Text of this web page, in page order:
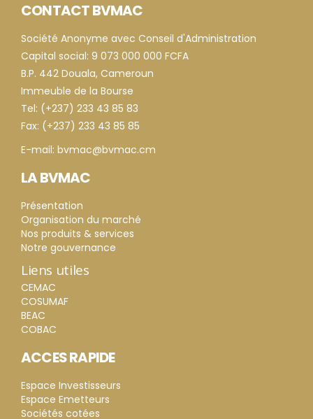
CONTACT BVMAC
Société Anonyme avec Conseil d'Administration
Capital social: 9 073 000 000 FCFA
B.P. 442 Douala, Cameroun
Immeuble de la Bourse
Tel: (+237) 233 43 85 83
Fax: (+237) 233 43 85 85
E-mail: bvmac@bvmac.cm
LA BVMAC
Présentation
Organisation du marché
Nos produits & services
Notre gouvernance
Liens utiles
CEMAC
COSUMAF
BEAC
COBAC
ACCES RAPIDE
Espace Investisseurs
Espace Emetteurs
Sociétés cotées